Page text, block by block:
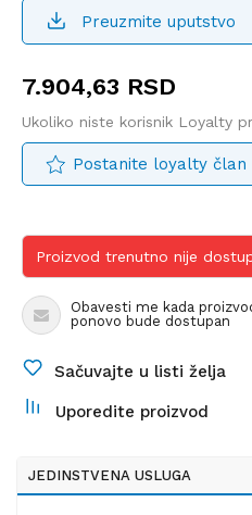
Preuzmite uputstvo
7.904,63 RSD
Ukoliko niste korisnik Loyalty
Postanite loyalty član
Proizvod trenutno nije
Obavesti me kada
ponovo bude dostupan
Sačuvajte u listi želja
Uporedite proizvod
JEDINSTVENA USLUGA